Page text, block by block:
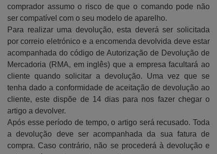
comprador assumo o risco de que o comando pode não
ser compatível com o seu modelo de aparelho.
Para realizar uma devolução, esta deverá ser solicitada
por correio eletrónico e a encomenda devolvida deve estar
acompanhada do código de Autorização de Devolução de
Mercadoria (RMA, em inglês) que a empresa facultará ao
cliente quando solicitar a devolução. Uma vez que se
tenha dado a conformidade de aceitação de devolução ao
cliente, este dispõe de 14 dias para nos fazer chegar o
artigo a devolver.
Após esse período de tempo, o artigo será recusado. Toda
a devolução deve ser acompanhada da sua fatura de
compra. Caso contrário, não se procederá à devolução e